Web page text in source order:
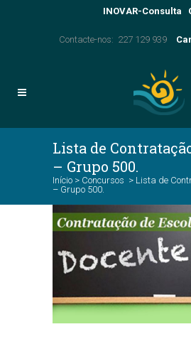
INOVAR-Consulta
Contacte-nos: 227 129 939
Lista de
– Grupo 500.
Início > Concursos > Lista de
– Grupo 500.